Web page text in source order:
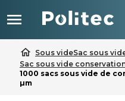

home Sous videSac sous
Sac sous vide
1000 sacs sous vide de
µm